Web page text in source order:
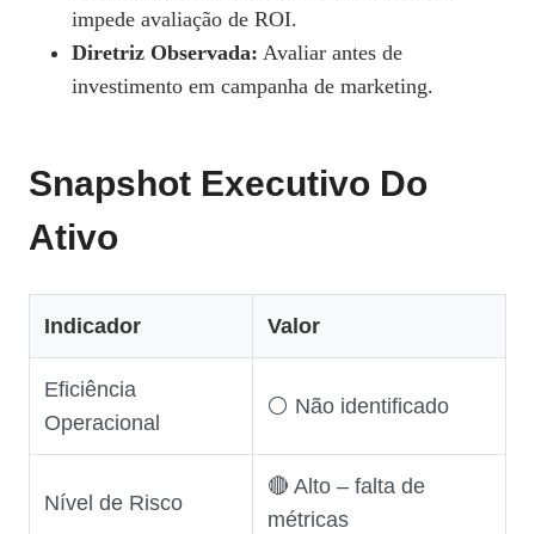
impede avaliação de ROI.
Diretriz Observada: Avaliar antes de
investimento em campanha de marketing.
Snapshot Executivo Do
Ativo
Indicador Valor
Eficiência
Operacional
⚪ Não identificado
Nível de Risco
🔴 Alto – falta de
métricas